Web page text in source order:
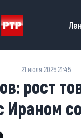
21 июля 2025 21:45
рост
Ираном